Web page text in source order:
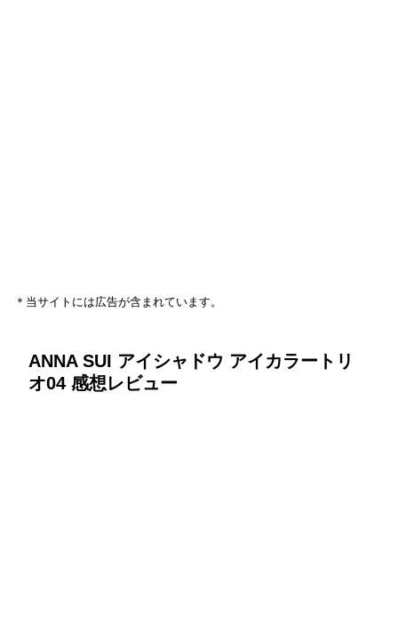
＊当サイトには広告が含まれています。
ANNA SUI アイシャドウ アイカラートリ
オ04 感想レビュー